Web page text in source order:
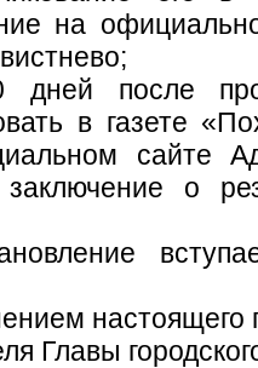
на
после
в газете
сайте
о
настоящего
Главы